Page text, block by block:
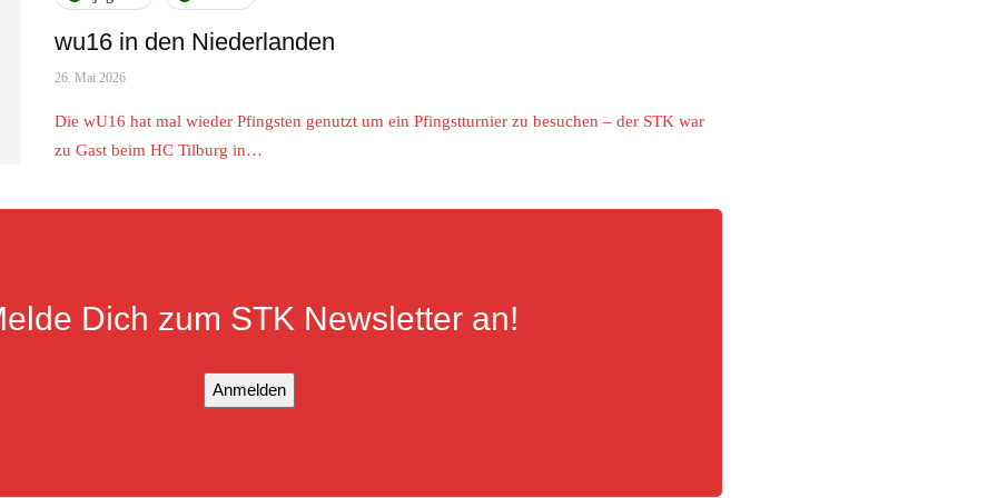
wu16 in den Niederlanden
26. Mai 2026
Die wU16 hat mal wieder Pfingsten genutzt um ein Pfingstturnier zu besuchen – der STK war
zu Gast beim HC Tilburg in…
Dich zum STK Newsletter an!
Anmelden